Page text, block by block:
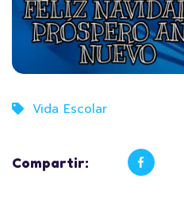
Vida Escolar
Compartir: